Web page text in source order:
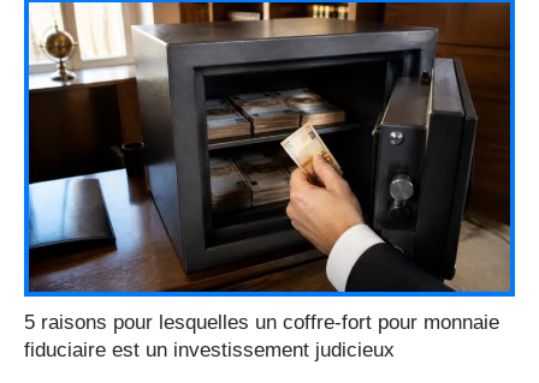
5 raisons pour lesquelles un coffre-fort pour monnaie
fiduciaire est un investissement judicieux